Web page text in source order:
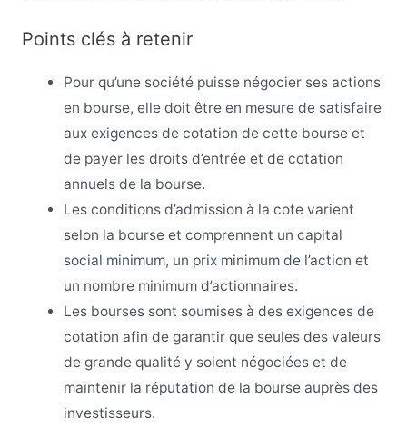
Points clés à retenir
Pour qu’une société puisse négocier ses actions
en bourse, elle doit être en mesure de satisfaire
aux exigences de cotation de cette bourse et
de payer les droits d’entrée et de cotation
annuels de la bourse.
Les conditions d’admission à la cote varient
selon la bourse et comprennent un capital
social minimum, un prix minimum de l’action et
un nombre minimum d’actionnaires.
Les bourses sont soumises à des exigences de
cotation afin de garantir que seules des valeurs
de grande qualité y soient négociées et de
maintenir la réputation de la bourse auprès des
investisseurs.